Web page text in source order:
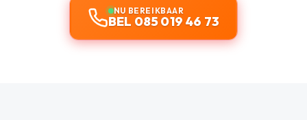
NU BEREIKBAAR
BEL 085 019 46 73